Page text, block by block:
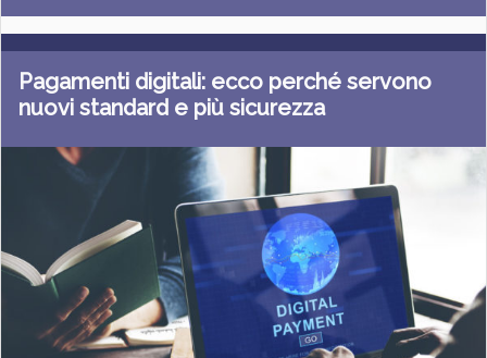
Pagamenti digitali: ecco perché servono
nuovi standard e più sicurezza